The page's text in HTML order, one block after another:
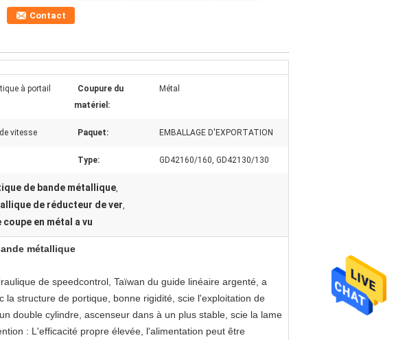
Contact
à portail
Coupure du
matériel:
Métal
vitesse Paquet: EMBALLAGE D'EXPORTATION
Type: GD42160/160, GD42130/130
de bande métallique,
de réducteur de ver,
en métal a vu
métallique
de speedcontrol, Taïwan du guide linéaire argenté, a
structure de portique, bonne rigidité, scie l'exploitation de
double cylindre, ascenseur dans à un plus stable, scie la lame
: L'efficacité propre élevée, l'alimentation peut être